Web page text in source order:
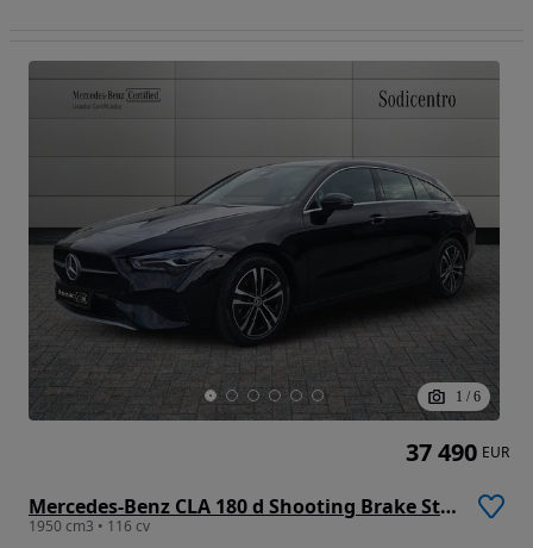
1 / 6
Mercedes-Benz CLA 180 d Shooting Brake Style Plus Aut.
1950 cm3 • 116 cv
37 490 EUR